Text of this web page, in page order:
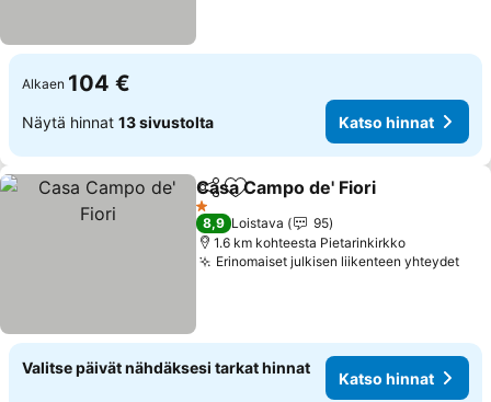
Alkaen 104 €
Näytä hinnat 13 sivustolta Katso hinnat
Jaa Lisää suosikkeihin
Casa Campo de' Fiori
1 Tähtiluokitus
8,9 Loistava
95
1.6 km kohteesta Pietarinkirkko
Erinomaiset julkisen liikenteen yhteydet
Valitse päivät nähdäksesi tarkat hinnat
Katso hinnat